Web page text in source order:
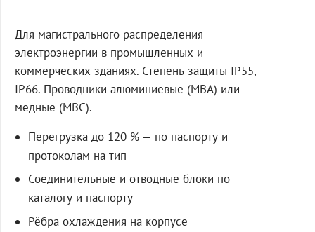
Для магистрального распределения
электроэнергии в промышленных и
коммерческих зданиях. Степень защиты IP55,
IP66. Проводники алюминиевые (МВА) или
медные (МВС).
Перегрузка до 120 % — по паспорту и
протоколам на тип
Соединительные и отводные блоки по
каталогу и паспорту
Рёбра охлаждения на корпусе